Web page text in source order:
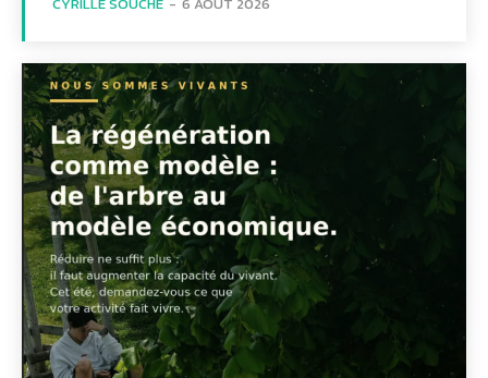
CYRILLE SOUCHE - 6 AOÛT 2026